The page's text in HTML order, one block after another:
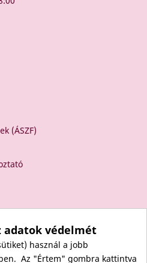
(ÁSZF)
adatok védelmét
használ a jobb
Az "Értem" gombra kattintva